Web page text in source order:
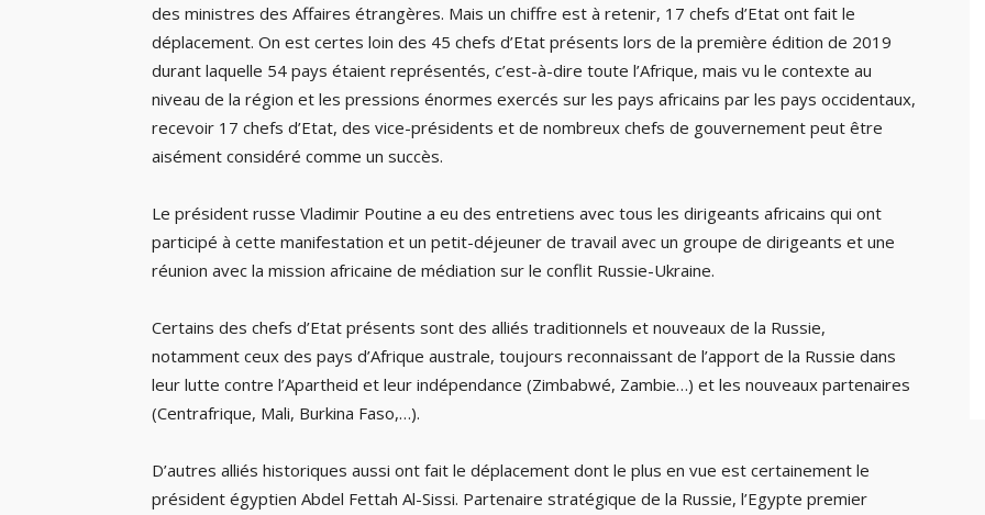
des ministres des Affaires étrangères. Mais un chiffre est à retenir, 17 chefs d’Etat ont fait le
déplacement. On est certes loin des 45 chefs d’Etat présents lors de la première édition de 2019
durant laquelle 54 pays étaient représentés, c’est-à-dire toute l’Afrique, mais vu le contexte au
niveau de la région et les pressions énormes exercés sur les pays africains par les pays occidentaux,
recevoir 17 chefs d’Etat, des vice-présidents et de nombreux chefs de gouvernement peut être
aisément considéré comme un succès.
Le président russe Vladimir Poutine a eu des entretiens avec tous les dirigeants africains qui ont
participé à cette manifestation et un petit-déjeuner de travail avec un groupe de dirigeants et une
réunion avec la mission africaine de médiation sur le conflit Russie-Ukraine.
Certains des chefs d’Etat présents sont des alliés traditionnels et nouveaux de la Russie,
notamment ceux des pays d’Afrique australe, toujours reconnaissant de l’apport de la Russie dans
leur lutte contre l’Apartheid et leur indépendance (Zimbabwé, Zambie…) et les nouveaux partenaires
(Centrafrique, Mali, Burkina Faso,…).
D’autres alliés historiques aussi ont fait le déplacement dont le plus en vue est certainement le
président égyptien Abdel Fettah Al-Sissi. Partenaire stratégique de la Russie, l’Egypte premier